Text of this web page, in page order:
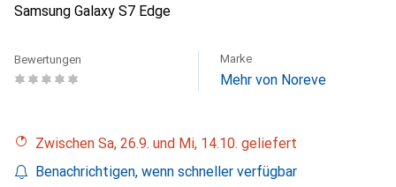
Samsung Galaxy S7 Edge
Bewertungen Marke
Mehr von Noreve
Zwischen Sa, 26.9. und Mi, 14.10. geliefert
Benachrichtigen, wenn schneller verfügbar